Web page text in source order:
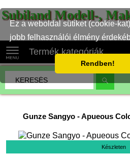
Ez a weboldal sütiket (cookie-
jobb felhasználói élmény
Rendben!
Subiland Modell-,
Termék kategóriák
Gunze Sangyo -Apueous
Készleten